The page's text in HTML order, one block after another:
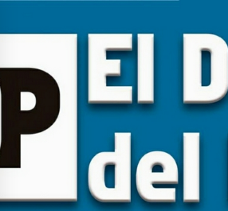
content
EL DIARIO DEL
PUEBLO